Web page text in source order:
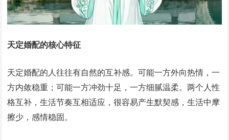
天定婚配的核心特征
天定婚配的人往往有自然的互补感。可能一方外向热情，一
方内敛稳重；可能一方冲劲十足，一方细腻温柔。两个人性
格互补，生活节奏互相适应，很容易产生默契感，生活中摩
擦少，感情稳固。